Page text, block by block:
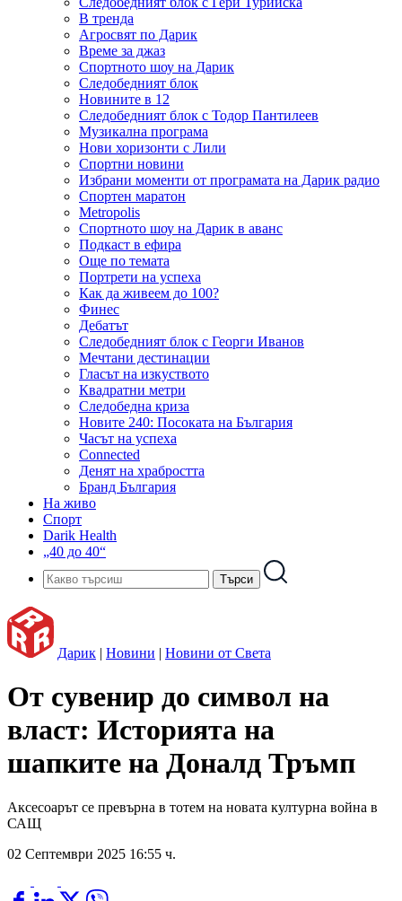
В тренда
Агросвят по Дарик
Време за джаз
Спортното шоу на Дарик
Следобедният блок
Новините в 12
Следобедният блок с Тодор Пантилеев
Музикална програма
Нови хоризонти с Лили
Спортни новини
Избрани моменти от програмата на Дарик радио
Спортен маратон
Metropolis
Спортното шоу на Дарик в аванс
Подкаст в ефира
Още по темата
Портрети на успеха
Как да живеем до 100?
Финес
Дебатът
Следобедният блок с Георги Иванов
Мечтани дестинации
Гласът на изкуството
Квадратни метри
Следобедна криза
Новите 240: Посоката на България
Часът на успеха
Connected
Денят на храбростта
Бранд България
На живо
Спорт
Darik Health
„40 до 40“
Дарик | Новини | Новини от Света
От сувенир до символ на
власт: Историята на
шапките на Доналд Тръмп
Аксесоарът се превърна в тотем на новата културна война в
САЩ
02 Септември 2025 16:55 ч.